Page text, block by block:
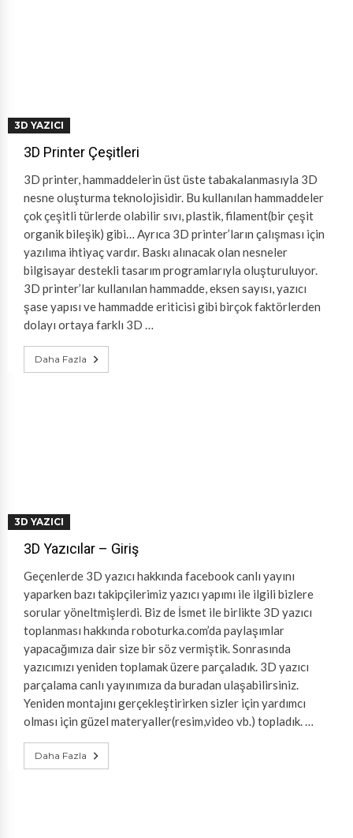
3D YAZICI
3D Printer Çeşitleri
3D printer, hammaddelerin üst üste tabakalanmasıyla 3D
nesne oluşturma teknolojisidir. Bu kullanılan hammaddeler
çok çeşitli türlerde olabilir sıvı, plastik, filament(bir çeşit
organik bileşik) gibi… Ayrıca 3D printer’ların çalışması için
yazılıma ihtiyaç vardır. Baskı alınacak olan nesneler
bilgisayar destekli tasarım programlarıyla oluşturuluyor.
3D printer’lar kullanılan hammadde, eksen sayısı, yazıcı
şase yapısı ve hammadde eriticisi gibi birçok faktörlerden
dolayı ortaya farklı 3D …
Daha Fazla
3D YAZICI
3D Yazıcılar – Giriş
Geçenlerde 3D yazıcı hakkında facebook canlı yayını
yaparken bazı takipçilerimiz yazıcı yapımı ile ilgili bizlere
sorular yöneltmişlerdi. Biz de İsmet ile birlikte 3D yazıcı
toplanması hakkında roboturka.com’da paylaşımlar
yapacağımıza dair size bir söz vermiştik. Sonrasında
yazıcımızı yeniden toplamak üzere parçaladık. 3D yazıcı
parçalama canlı yayınımıza da buradan ulaşabilirsiniz.
Yeniden montajını gerçekleştirirken sizler için yardımcı
olması için güzel materyaller(resim,video vb.) topladık. …
Daha Fazla